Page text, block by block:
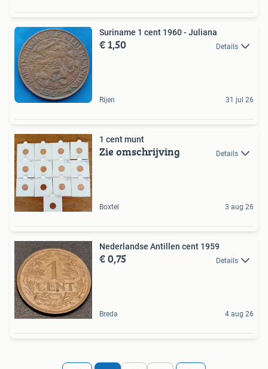
Suriname 1 cent 1960 - Juliana
€ 1,50 Details
Rijen 31 jul 26
1 cent munt
Zie omschrijving Details
Boxtel 3 aug 26
Nederlandse Antillen cent 1959
€ 0,75 Details
Breda 4 aug 26